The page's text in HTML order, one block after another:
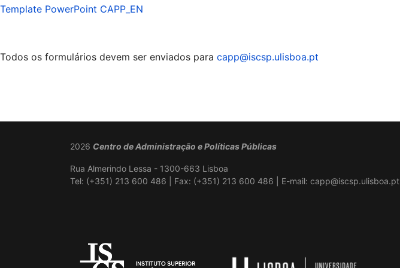
Template PowerPoint CAPP_EN
Todos os formulários devem ser enviados para capp@iscsp.ulisboa.pt
2026 Centro de Administração e Políticas Públicas
Rua Almerindo Lessa - 1300-663 Lisboa
Tel: (+351) 213 600 486 | Fax: (+351) 213 600 486 | E-mail: capp@iscsp.ulisboa.pt